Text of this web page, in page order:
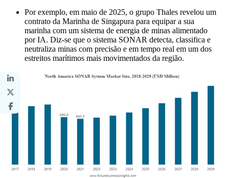
Por exemplo, em maio de 2025, o grupo Thales revelou um
contrato da Marinha de Singapura para equipar a sua
marinha com um sistema de energia de minas alimentado
por IA. Diz-se que o sistema SONAR detecta, classifica e
neutraliza minas com precisão e em tempo real em um dos
estreitos marítimos mais movimentados da região.